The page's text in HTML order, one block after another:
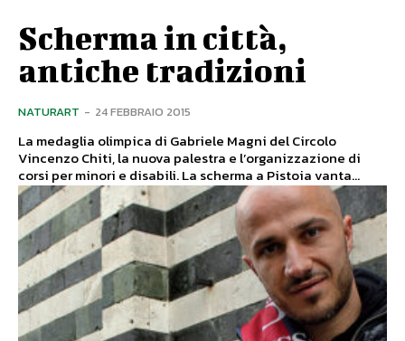
Scherma in città,
antiche tradizioni
NATURART - 24 FEBBRAIO 2015
La medaglia olimpica di Gabriele Magni del Circolo
Vincenzo Chiti, la nuova palestra e l’organizzazione di
corsi per minori e disabili. La scherma a Pistoia vanta...